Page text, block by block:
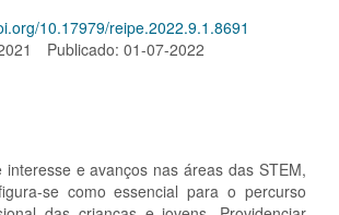
10.17979/reipe.2022.9.1.8691
Publicado: 01-07-2022
interesse e avanços nas áreas das STEM,
se como essencial para o percurso